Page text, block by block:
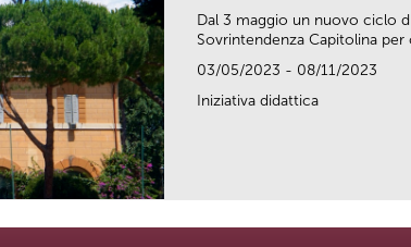
Dal 3 maggio un nuovo ciclo
Sovrintendenza Capitolina per
03/05/2023 - 08/11/2023
Iniziativa didattica